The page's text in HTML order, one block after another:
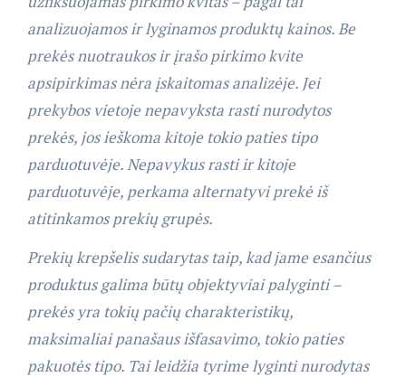
analizuojamos ir lyginamos produktų kainos. Be
prekės nuotraukos ir įrašo pirkimo kvite
apsipirkimas nėra įskaitomas analizėje. Jei
prekybos vietoje nepavyksta rasti nurodytos
prekės, jos ieškoma kitoje tokio paties tipo
parduotuvėje. Nepavykus rasti ir kitoje
parduotuvėje, perkama alternatyvi prekė iš
atitinkamos prekių grupės.
Prekių krepšelis sudarytas taip, kad jame esančius
produktus galima būtų objektyviai palyginti –
prekės yra tokių pačių charakteristikų,
maksimaliai panašaus išfasavimo, tokio paties
pakuotės tipo. Tai leidžia tyrime lyginti nurodytas